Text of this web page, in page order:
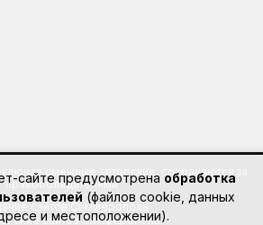
сайте предусмотрена обработка
(файлов cookie, данных
и местоположении).
смежные авторские, сохраняются за
правообладателями
сайтов Симферополь
сайтов Симферополь